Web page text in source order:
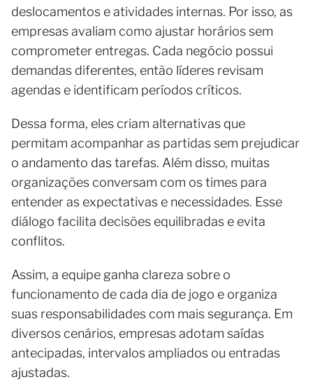
deslocamentos e atividades internas. Por isso, as
empresas avaliam como ajustar horários sem
comprometer entregas. Cada negócio possui
demandas diferentes, então líderes revisam
agendas e identificam períodos críticos.
Dessa forma, eles criam alternativas que
permitam acompanhar as partidas sem prejudicar
o andamento das tarefas. Além disso, muitas
organizações conversam com os times para
entender as expectativas e necessidades. Esse
diálogo facilita decisões equilibradas e evita
conflitos.
Assim, a equipe ganha clareza sobre o
funcionamento de cada dia de jogo e organiza
suas responsabilidades com mais segurança. Em
diversos cenários, empresas adotam saídas
antecipadas, intervalos ampliados ou entradas
ajustadas.